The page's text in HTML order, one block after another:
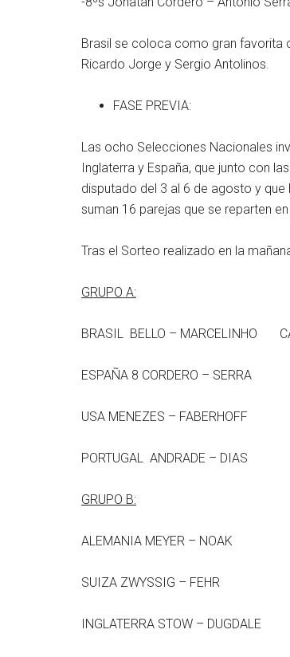
Brasil se coloca como gran favorita
Ricardo Jorge y Sergio Antolinos.
FASE PREVIA:
Las ocho Selecciones Nacionales
Inglaterra y España, que junto con
disputado del 3 al 6 de agosto y que
suman 16 parejas que se reparten
Tras el Sorteo realizado en la
GRUPO A:
BRASIL BELLO – MARCELINHO
ESPAÑA 8 CORDERO – SERRA
USA MENEZES – FABERHOFF
PORTUGAL ANDRADE – DIAS
GRUPO B:
ALEMANIA MEYER – NOAK
SUIZA ZWYSSIG – FEHR
INGLATERRA STOW – DUGDALE